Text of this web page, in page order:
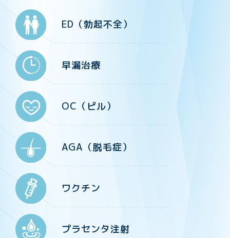
ED（勃起不全）
早漏治療
OC（ピル）
AGA（脱毛症）
ワクチン
プラセンタ注射